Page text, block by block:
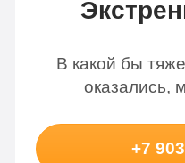
В какой бы
оказались,
+7